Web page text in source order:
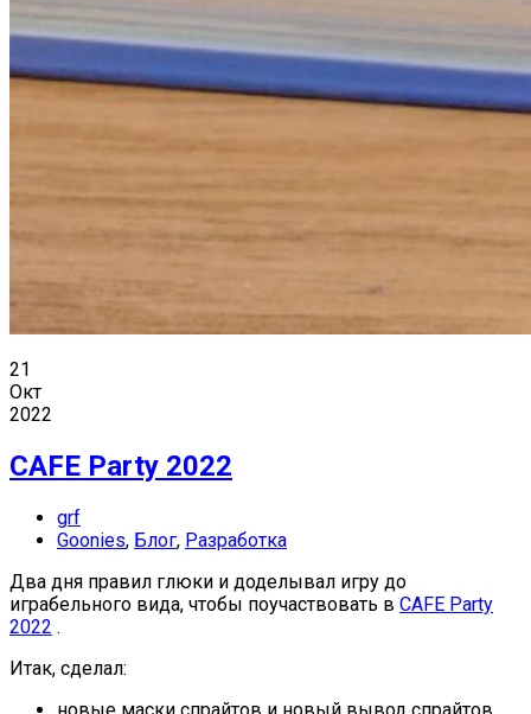
21
Окт
2022
CAFE Party 2022
grf
Goonies, Блог, Разработка
Два дня правил глюки и доделывал игру до
играбельного вида, чтобы поучаствовать в CAFE Party
2022 .
Итак, сделал: